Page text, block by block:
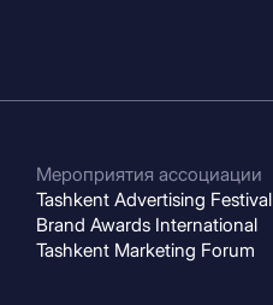
Мероприятия ассоциации
Tashkent Advertising Festival
Brand Awards International
Tashkent Marketing Forum